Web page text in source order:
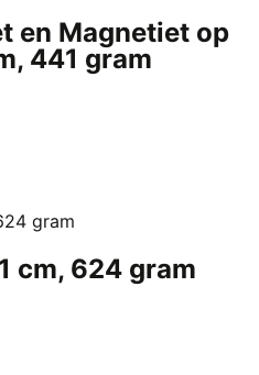
en Magnetiet op
441 gram
cm, 624 gram